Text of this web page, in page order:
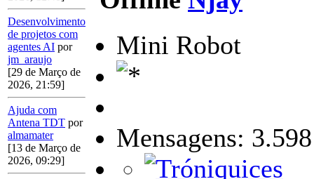
Desenvolvimento
de projetos com
agentes AI por
jm_araujo
[29 de Março de
2026, 21:59]
Ajuda com
Antena TDT por
almamater
[13 de Março de
2026, 09:29]
Mini Robot
Mensagens: 3.598